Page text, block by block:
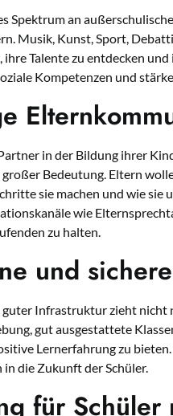
Spektrum an
Musik, Kunst, Sport,
Talente zu entdecken
Kompetenzen und
in der Bildung ihrer
Bedeutung. Eltern
sie machen und wie sie
wie
zu halten.
und
Infrastruktur zieht nicht
gut ausgestattete
Lernerfahrung zu
die Zukunft der Schüler.
für